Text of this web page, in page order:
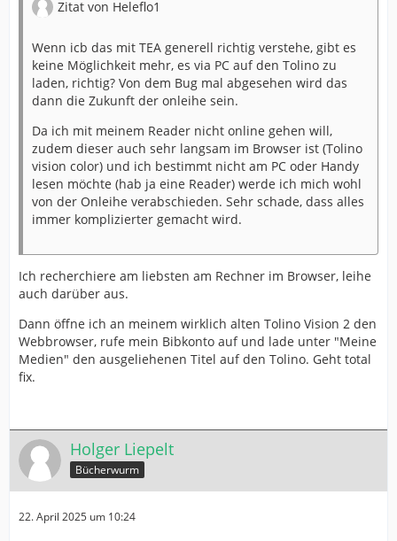
Zitat von Heleflo1
Wenn icb das mit TEA generell richtig verstehe, gibt es
keine Möglichkeit mehr, es via PC auf den Tolino zu
laden, richtig? Von dem Bug mal abgesehen wird das
dann die Zukunft der onleihe sein.
Da ich mit meinem Reader nicht online gehen will,
zudem dieser auch sehr langsam im Browser ist (Tolino
vision color) und ich bestimmt nicht am PC oder Handy
lesen möchte (hab ja eine Reader) werde ich mich wohl
von der Onleihe verabschieden. Sehr schade, dass alles
immer komplizierter gemacht wird.
Ich recherchiere am liebsten am Rechner im Browser, leihe
auch darüber aus.
Dann öffne ich an meinem wirklich alten Tolino Vision 2 den
Webbrowser, rufe mein Bibkonto auf und lade unter "Meine
Medien" den ausgeliehenen Titel auf den Tolino. Geht total
fix.
Holger Liepelt
Bücherwurm
22. April 2025 um 10:24